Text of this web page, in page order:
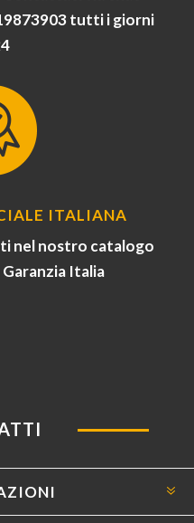
tutti i giorni
ITALIANA
nel nostro catalogo
Italia